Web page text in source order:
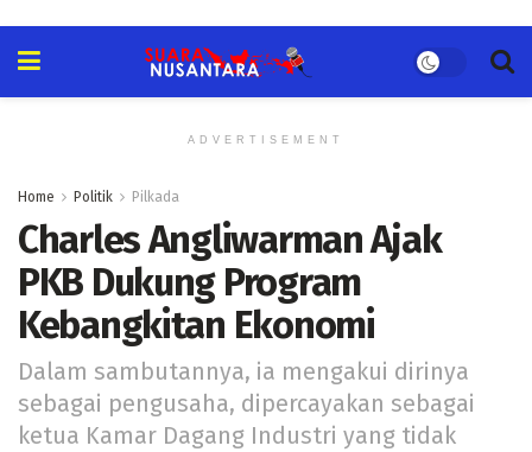
ADVERTISEMENT
Home Politik Pilkada
Charles Angliwarman Ajak
PKB Dukung Program
Kebangkitan Ekonomi
Dalam sambutannya, ia mengakui dirinya
sebagai pengusaha, dipercayakan sebagai
ketua Kamar Dagang Industri yang tidak